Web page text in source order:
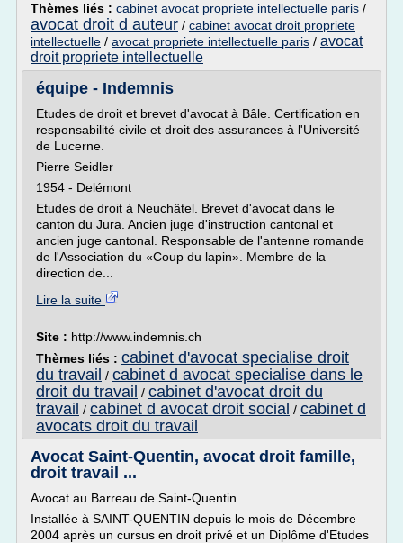
Thèmes liés : cabinet avocat propriete intellectuelle paris /
avocat droit d auteur / cabinet avocat droit propriete
intellectuelle / avocat propriete intellectuelle paris / avocat
droit propriete intellectuelle
équipe - Indemnis
Etudes de droit et brevet d'avocat à Bâle. Certification en
responsabilité civile et droit des assurances à l'Université
de Lucerne.
Pierre Seidler
1954 - Delémont
Etudes de droit à Neuchâtel. Brevet d'avocat dans le
canton du Jura. Ancien juge d'instruction cantonal et
ancien juge cantonal. Responsable de l'antenne romande
de l'Association du «Coup du lapin». Membre de la
direction de...
Lire la suite
Site : http://www.indemnis.ch
Thèmes liés : cabinet d'avocat specialise droit
du travail / cabinet d avocat specialise dans le
droit du travail / cabinet d'avocat droit du
travail / cabinet d avocat droit social / cabinet d
avocats droit du travail
Avocat Saint-Quentin, avocat droit famille,
droit travail ...
Avocat au Barreau de Saint-Quentin
Installée à SAINT-QUENTIN depuis le mois de Décembre
2004 après un cursus en droit privé et un Diplôme d'Etudes